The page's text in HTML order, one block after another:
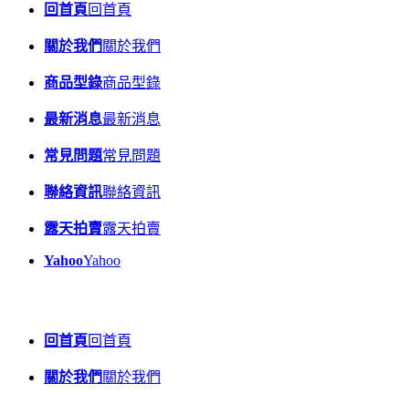
回首頁回首頁
關於我們 關於我們
商品型錄商品型錄
最新消息最新消息
常見問題常見問題
聯絡資訊聯絡資訊
露天拍賣露天拍賣
YahooYahoo
回首頁回首頁
關於我們 關於我們